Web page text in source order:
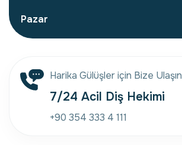
Pazar
Harika Gülüşler için Bize Ulaşın
7/24 Acil Diş Hekimi
+90 354 333 4 111